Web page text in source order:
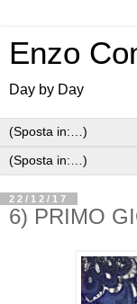
Enzo
Day by Day
22/12/17
6) PRIMO